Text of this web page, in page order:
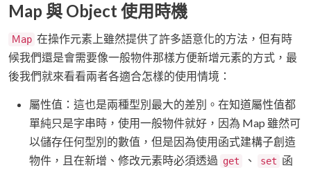
Map 與 Object 使用時機
Ｍap 在操作元素上雖然提供了許多語意化的方法，但有時
候我們還是會需要像一般物件那樣方便新增元素的方式，最
後我們就來看看兩者各適合怎樣的使用情境：
屬性值：這也是兩種型別最大的差別。在知道屬性值都
單純只是字串時，使用一般物件就好，因為 Map 雖然可
以儲存任何型別的數值，但是因為使用函式建構子創造
物件，且在新增、修改元素時必須透過 get 、 set 函